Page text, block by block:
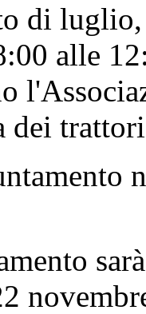
di
alle
dei